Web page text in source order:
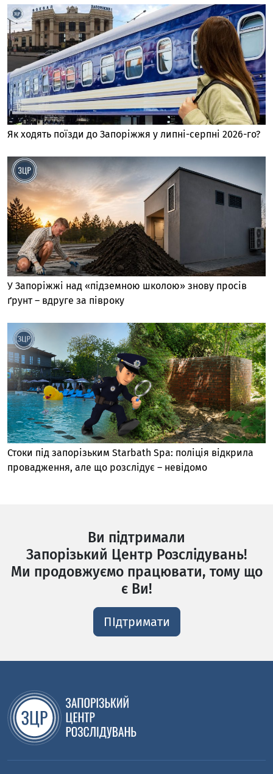
Як ходять поїзди до Запоріжжя у липні-серпні 2026-го?
У Запоріжжі над «підземною школою» знову просів
ґрунт – вдруге за півроку
Стоки під запорізьким Starbath Spa: поліція відкрила
провадження, але що розслідує – невідомо
Ви підтримали
Запорізький Центр Розслідувань!
Ми продовжуємо працювати, тому що
є Ви!
ПІдтримати